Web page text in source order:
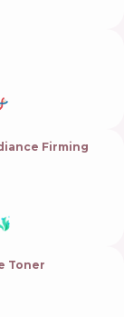
Firming
Toner